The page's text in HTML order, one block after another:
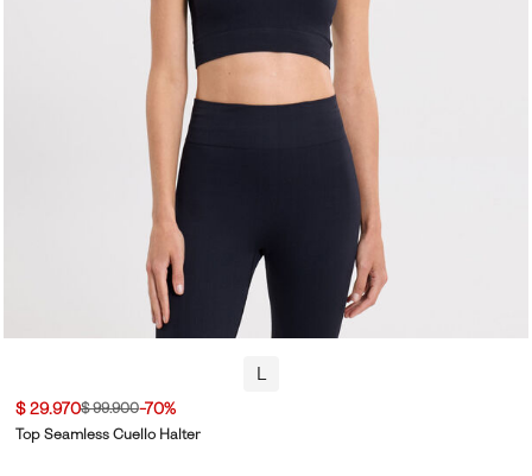
L
$ 29.970$ 99.900-70%
Top Seamless Cuello Halter